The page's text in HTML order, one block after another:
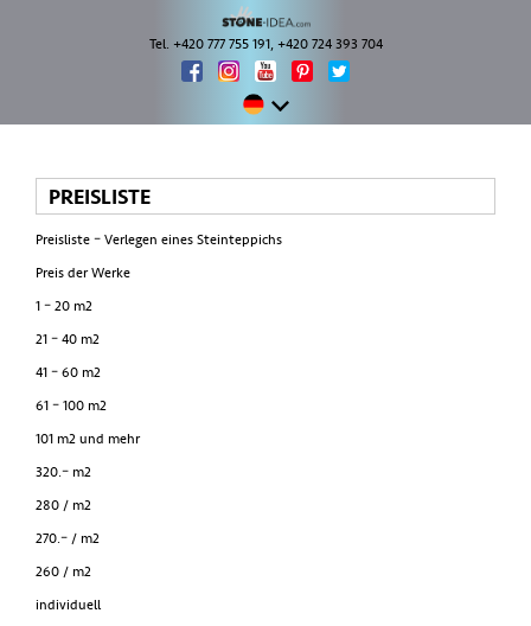
Tel. +420 777 755 191, +420 724 393 704
PREISLISTE
Preisliste – Verlegen eines Steinteppichs
Preis der Werke
1 – 20 m2
21 – 40 m2
41 – 60 m2
61 – 100 m2
101 m2 und mehr
320.– m2
280 / m2
270.– / m2
260 / m2
individuell